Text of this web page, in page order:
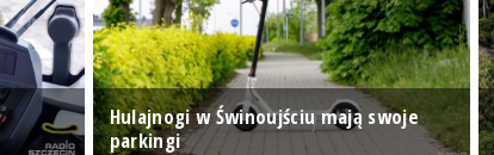
Hulajnogi w Świnoujściu mają swoje
parkingi